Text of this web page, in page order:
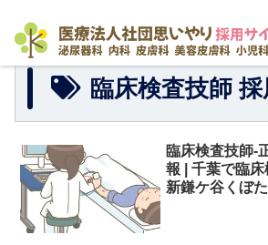
臨床検査技師 採
臨床検査技師-
報 | 千葉で臨床検査技師の募集 –
新鎌ケ谷くぼ